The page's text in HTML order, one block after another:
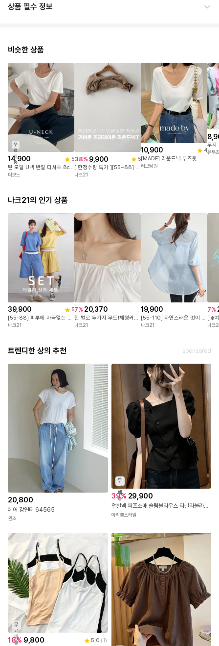
상품 필수 정보
비슷한 상품
무
료
배
송
14,900 5
틴 모달 U넥 반팔 티셔츠 8color
더보느
38% 9,900 5
[ 한정수량 특가 ][55~88] 레이온 소재로 더욱 가벼운 라운드넥 티셔츠 #NAK MADE.
나크21
10,900 4
러브썸원
유무
나크21의 인기 상품
39,900 5
[55-88] 피부에 자극없는 면100%! 센스있는 유니크 라벨 포인트! 변형없이 오래입는 3단쭈리 원단! #NAK MADE.
나크21
7% 20,370
한 벌로 두가지 무드!체형커버는 물론,입는 순간 분위기가 달라지는 퍼프 소매 블라우스
나크21
19,900
[55-110] 자연스러운 멋이 특별해지는 순간 여리여리하게 흐르는 내추럴 핏! 가볍고 시원한 시스루 원단!
나크21
7%
나크
트렌디한 상의 추천 sponsored
20,800
에어 강연티 64565
권조
무
료
배
송
39% 29,900
언발넥 퍼프소매 슬림블라우스 타닐라블라우스
아리엘스타일
무
료
배
송
18% 9,800 5.0 (1 )